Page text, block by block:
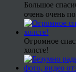
Большое
очень очень
Огромное
холсте!